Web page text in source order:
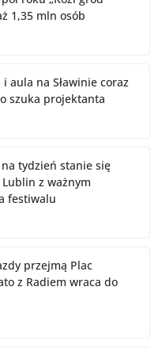
1,35 mln osób
aula na Sławinie coraz
szuka projektanta
tydzień stanie się
z ważnym
festiwalu
przejmą Plac
z Radiem wraca do